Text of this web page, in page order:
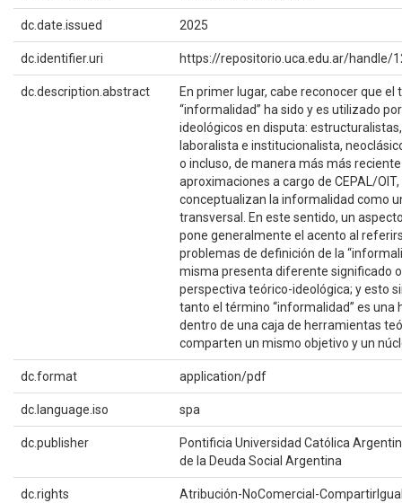
dc.date.issued 2025
dc.identifier.uri https://repositorio.uca.edu.ar/handle/
dc.description.abstract
En primer lugar, cabe reconocer que el
“informalidad” ha sido y es utilizado
ideológicos en disputa:
laboralista e institucionalista,
o incluso, de manera más más
aproximaciones a cargo de CEPAL/
conceptualizan la informalidad como
transversal. En este sentido, un
pone generalmente el acento al
problemas de definición de la
misma presenta diferente significado
perspectiva teórico-ideológica; y esto
tanto el término “informalidad” es una
dentro de una caja de herramientas
comparten un mismo objetivo y un
dc.format application/pdf
dc.language.iso spa
dc.publisher
Pontificia Universidad Católica
de la Deuda Social Argentina
dc.rights
Atribución-NoComercial-